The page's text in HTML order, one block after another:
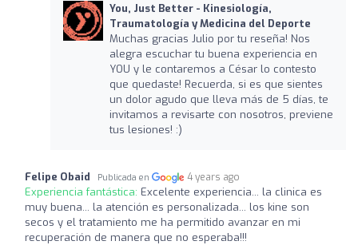
You, Just Better - Kinesiología,
Traumatología y Medicina del Deporte
Muchas gracias Julio por tu reseña! Nos
alegra escuchar tu buena experiencia en
YOU y le contaremos a César lo contesto
que quedaste! Recuerda, si es que sientes
un dolor agudo que lleva más de 5 días, te
invitamos a revisarte con nosotros, previene
tus lesiones! :)
Felipe Obaid Publicada en 4 years ago
Experiencia fantástica: Excelente experiencia... la clinica es
muy buena... la atención es personalizada... los kine son
secos y el tratamiento me ha permitido avanzar en mi
recuperación de manera que no esperaba!!!